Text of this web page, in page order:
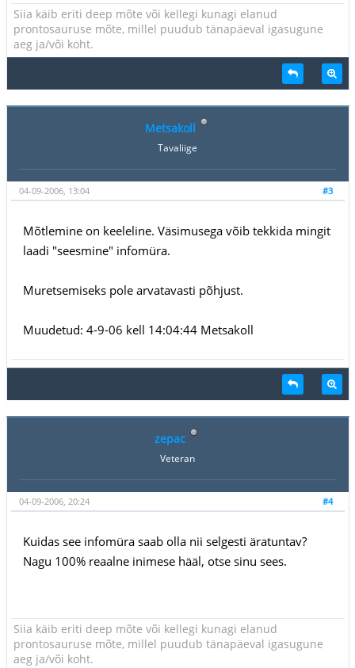
Siia käib eriti deep mõte või kellegi kunagi elanud
prontosauruse mõte, millel puudub tänapäeval igasugune
aeg ja/või koht.
Metsakoll
Tavaliige
#3
04-09-2006, 13:04
Mõtlemine on keeleline. Väsimusega võib tekkida mingit
laadi "seesmine" infomüra.
Muretsemiseks pole arvatavasti põhjust.
Muudetud: 4-9-06 kell 14:04:44 Metsakoll
zepac
Veteran
#4
04-09-2006, 20:24
Kuidas see infomüra saab olla nii selgesti äratuntav?
Nagu 100% reaalne inimese hääl, otse sinu sees.
Siia käib eriti deep mõte või kellegi kunagi elanud
prontosauruse mõte, millel puudub tänapäeval igasugune
aeg ja/või koht.